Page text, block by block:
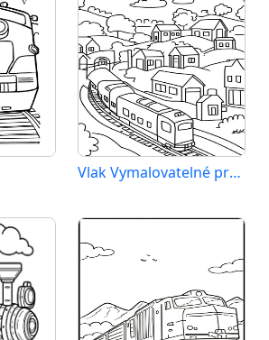
Vlak Vymalovatelné pro Děti